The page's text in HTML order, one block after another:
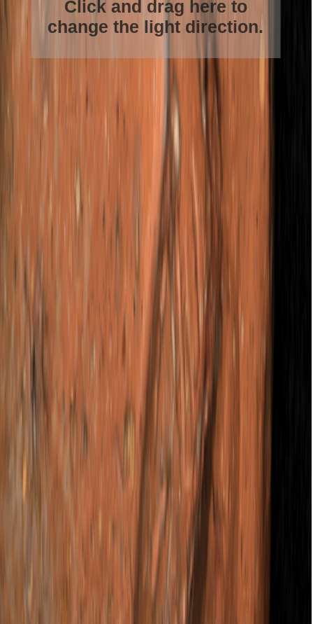
Click and drag here to
change the light direction.